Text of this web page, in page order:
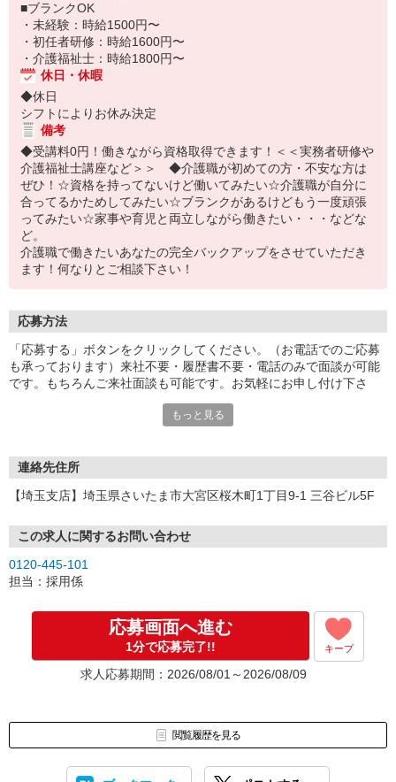
■ブランクOK
・未経験：時給1500円〜
・初任者研修：時給1600円〜
・介護福祉士：時給1800円〜
休日・休暇
◆休日
シフトによりお休み決定
備考
◆受講料0円！働きながら資格取得できます！＜＜実務者研修や
介護福祉士講座など＞＞ ◆介護職が初めての方・不安な方は
ぜひ！☆資格を持ってないけど働いてみたい☆介護職が自分に
合ってるかためしてみたい☆ブランクがあるけどもう一度頑張
ってみたい☆家事や育児と両立しながら働きたい・・・などな
ど。
介護職で働きたいあなたの完全バックアップをさせていただき
ます！何なりとご相談下さい！
応募方法
「応募する」ボタンをクリックしてください。（お電話でのご応募
も承っております）来社不要・履歴書不要・電話のみで面談が可能
です。もちろんご来社面談も可能です。お気軽にお申し付け下さ
もっと見る
連絡先住所
【埼玉支店】埼玉県さいたま市大宮区桜木町1丁目9-1 三谷ビル5F
この求人に関するお問い合わせ
0120-445-101
担当：採用係
応募画面へ進む
1分で応募完了!! キープ
求人応募期間：2026/08/01～2026/08/09
閲覧履歴を見る